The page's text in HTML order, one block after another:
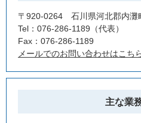
〒920-0264 石川県河北郡内灘
Tel：076-286-1189
代表
Fax：076-286-1189
メールでのお問い合わせはこち
主な業